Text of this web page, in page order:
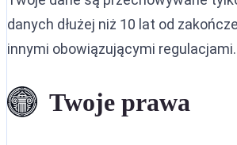
danych dłużej niż 10 lat od
innymi obowiązującymi regulacjami.
Twoje prawa